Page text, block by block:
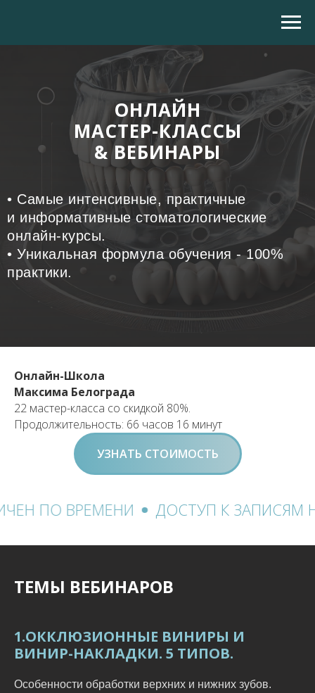
ОНЛАЙН
МАСТЕР-КЛАССЫ
& ВЕБИНАРЫ
• Самые интенсивные, практичные
и информативные стоматологические
онлайн-курсы.
• Уникальная формула обучения - 100%
практики.
Онлайн-Школа
Максима Белограда
22 мастер-класса со скидкой 80%.
Продолжительность: 66 часов 16 минут
УЗНАТЬ СТОИМОСТЬ
ДОСТУП К ЗАПИСЯМ НЕ
ТЕМЫ ВЕБИНАРОВ
1.ОККЛЮЗИОННЫЕ ВИНИРЫ И
ВИНИР-НАКЛАДКИ. 5 ТИПОВ.
Особенности обработки верхних и нижних зубов.